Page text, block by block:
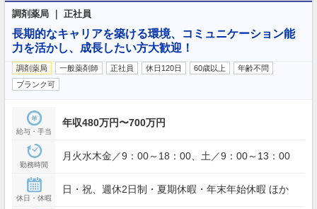
調剤薬局 ｜ 正社員
長期的なキャリアを築ける環境、コミュニケーション能
力を活かし、成長したい方大歓迎！
調剤薬局 一般薬剤師 正社員 休日120日 60歳以上
年齢不問
ブランク可
給与・手当
年収480万円〜700万円
勤務時間
月火水木金／9：00～18：00、土／9：00～13：00
休日・休暇
日・祝、週休2日制・夏期休暇・年末年始休暇 ほか